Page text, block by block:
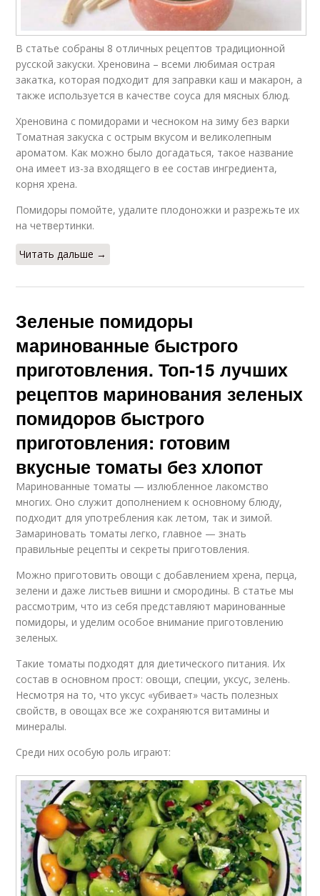
В статье собраны 8 отличных рецептов традиционной
русской закуски. Хреновина – всеми любимая острая
закатка, которая подходит для заправки каш и макарон, а
также используется в качестве соуса для мясных блюд.
Хреновина с помидорами и чесноком на зиму без варки
Томатная закуска с острым вкусом и великолепным
ароматом. Как можно было догадаться, такое название
она имеет из-за входящего в ее состав ингредиента,
корня хрена.
Помидоры помойте, удалите плодоножки и разрежьте их
на четвертинки.
Читать дальше →
Зеленые помидоры
маринованные быстрого
приготовления. Топ-15 лучших
рецептов маринования зеленых
помидоров быстрого
приготовления: готовим
вкусные томаты без хлопот
Маринованные томаты — излюбленное лакомство
многих. Оно служит дополнением к основному блюду,
подходит для употребления как летом, так и зимой.
Замариновать томаты легко, главное — знать
правильные рецепты и секреты приготовления.
Можно приготовить овощи с добавлением хрена, перца,
зелени и даже листьев вишни и смородины. В статье мы
рассмотрим, что из себя представляют маринованные
помидоры, и уделим особое внимание приготовлению
зеленых.
Такие томаты подходят для диетического питания. Их
состав в основном прост: овощи, специи, уксус, зелень.
Несмотря на то, что уксус «убивает» часть полезных
свойств, в овощах все же сохраняются витамины и
минералы.
Среди них особую роль играют: